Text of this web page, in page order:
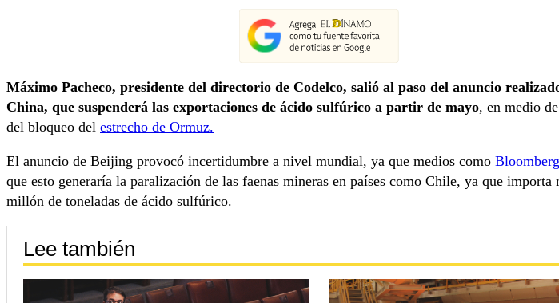
Máximo Pacheco, presidente del directorio de Codelco, salió al paso del anuncio
China, que suspenderá las exportaciones de ácido sulfúrico a partir de mayo, en medio
del bloqueo del estrecho de Ormuz.
El anuncio de Beijing provocó incertidumbre a nivel mundial, ya que medios como Bloomberg
que esto generaría la paralización de las faenas mineras en países como Chile, ya que importa
millón de toneladas de ácido sulfúrico.
Lee también